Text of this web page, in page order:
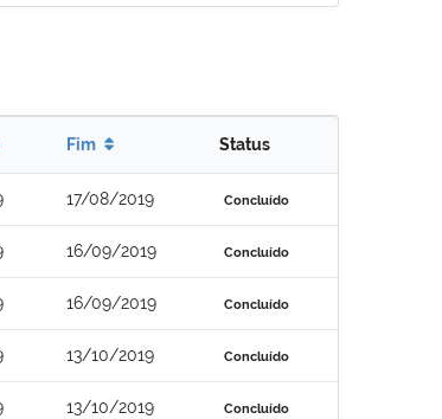
Fim Status
17/08/2019 Concluído
16/09/2019 Concluído
16/09/2019 Concluído
13/10/2019 Concluído
13/10/2019 Concluído